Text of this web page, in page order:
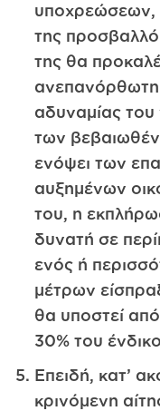
υποχρεώσεων,
της
της θα
αδυναμίας
των
ενόψει των
αυξημένων
του, η
δυνατή σε
ενός ή
μέτρων
θα υποστεί
30% του
Επειδή, κατ’
κρινόμενη